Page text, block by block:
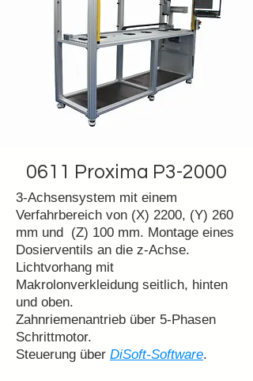
0611 Proxima P3-2000
3-Achsensystem mit einem
Verfahrbereich von (X) 2200, (Y) 260
mm und (Z) 100 mm. Montage eines
Dosierventils an die z-Achse.
Lichtvorhang mit
Makrolonverkleidung seitlich, hinten
und oben.
Zahnriemenantrieb über 5-Phasen
Schrittmotor.
Steuerung über DiSoft-Software.